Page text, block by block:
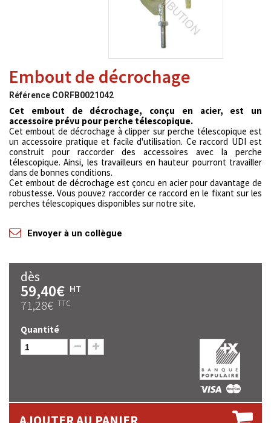
Embout de décrochage
Référence CORFB0021042
Cet embout de décrochage, conçu en acier, est un
accessoire prévu pour perche télescopique.
Cet embout de décrochage à clipper sur perche télescopique est
un accessoire pratique et facile d'utilisation. Ce raccord UDI est
construit pour raccorder des accessoires avec la perche
télescopique. Ainsi, les travailleurs en hauteur pourront travailler
dans de bonnes conditions.
Cet embout de décrochage est çoncu en acier pour davantage de
robustesse. Vous pouvez raccorder ce raccord en le fixant sur les
perches télescopiques disponibles sur notre site.
Envoyer à un collègue
dès
59,40€ HT
71,28€ TTC
Quantité